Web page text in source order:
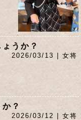
うか？
2026/03/13 | 女将
？
2026/03/12 | 女将